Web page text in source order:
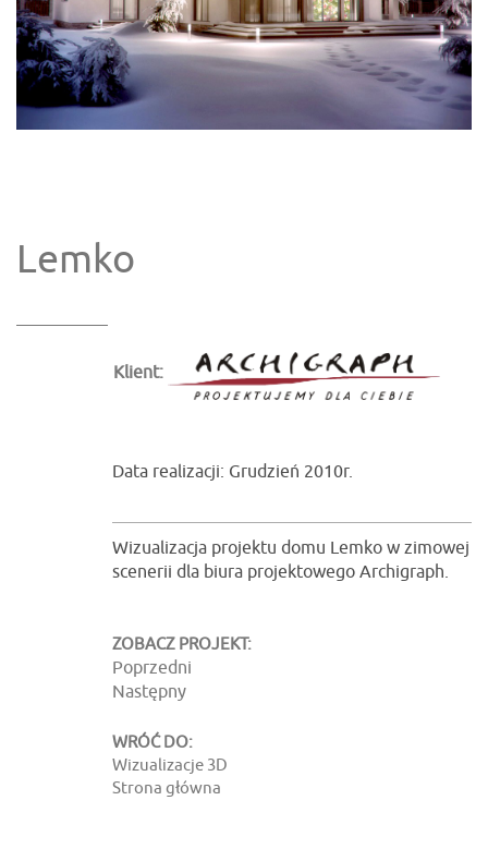
Lemko
Klient:
Data realizacji: Grudzień 2010r.
Wizualizacja projektu domu Lemko w zimowej
scenerii dla biura projektowego Archigraph.
ZOBACZ PROJEKT:
Poprzedni
Następny
WRÓĆ DO:
Wizualizacje 3D
Strona główna